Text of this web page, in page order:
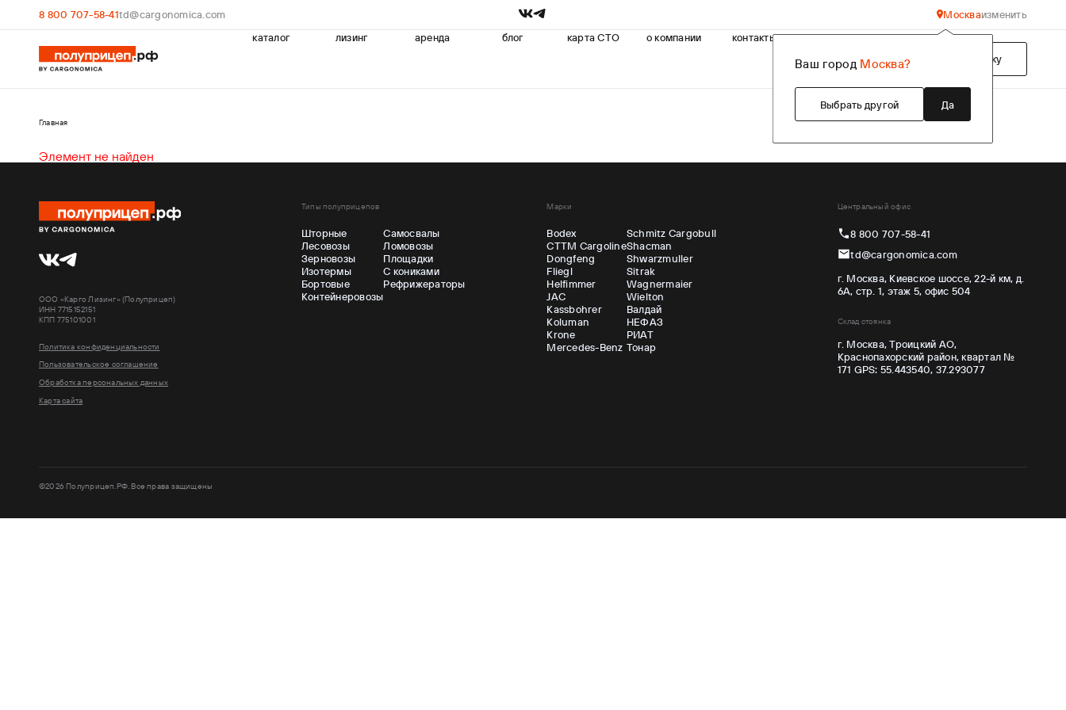
8 800 707-58-41td@cargonomica.com Москва
Ваш город Москва?
Выбрать другой Да
изменить
каталог
лизинг аренда блог карта СТО о компании
контакты
Подобрать технику
Главная
Элемент не найден
ООО «Карго Лизинг» (Полуприцеп)
ИНН 7715152151
КПП 775101001
Политика конфиденциальности
Пользовательское соглашение
Обработка персональных данных
Карта сайта
Типы полуприцепов
Шторные
Лесовозы
Зерновозы
Изотермы
Бортовые
Контейнеровозы
Самосвалы
Ломовозы
Площадки
С кониками
Рефрижераторы
Марки
Bodex
CTTM Cargoline
Dongfeng
Fliegl
Helfimmer
JAC
Kassbohrer
Koluman
Krone
Mercedes-Benz
Schmitz Cargobull
Shacman
Shwarzmuller
Sitrak
Wagnermaier
Wielton
Валдай
НЕФАЗ
РИАТ
Тонар
Центральный офис
8 800 707-58-41
td@cargonomica.com
г. Москва, Киевское шоссе, 22-й км, д.
6А, стр. 1, этаж 5, офис 504
Склад стоянка
г. Москва, Троицкий АО,
Краснопахорский район, квартал №
171 GPS: 55.443540, 37.293077
©2026 Полуприцеп.РФ. Все права защищены